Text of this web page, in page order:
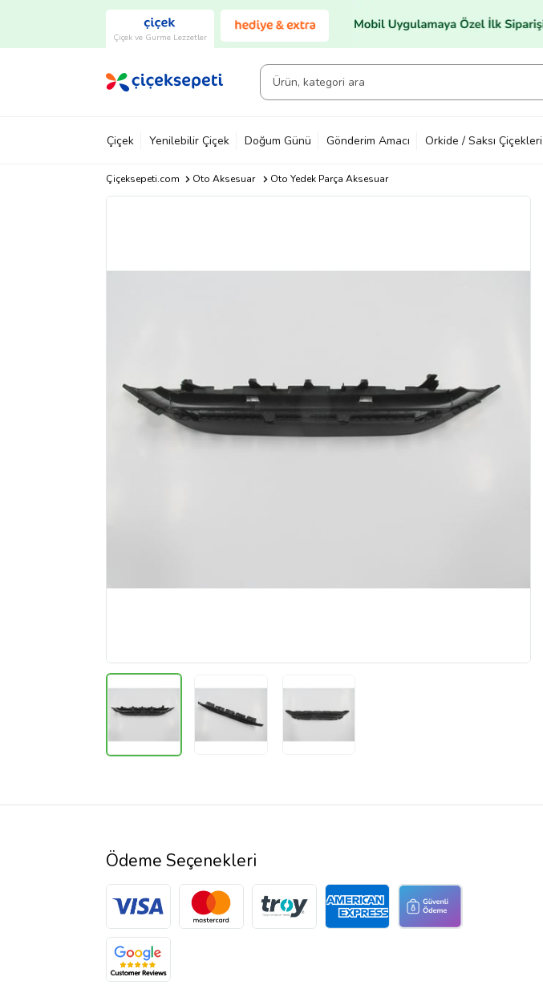
Çiçek ve Gurme Lezzetler
Çiçek Yenilebilir Çiçek Doğum Günü Gönderim Amacı Orkide / Saksı Çiçekleri
Çiçeksepeti.com Oto Aksesuar Oto Yedek Parça Aksesuar
Ödeme Seçenekleri